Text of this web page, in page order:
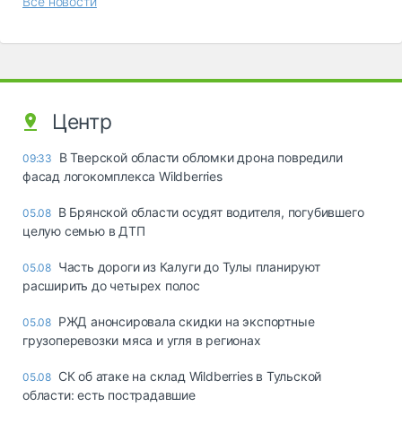
Центр
09:33
В Тверской области обломки дрона повредили
фасад логокомплекса Wildberries
05.08 В Брянской области осудят водителя, погубившего
целую семью в ДТП
05.08 Часть дороги из Калуги до Тулы планируют
расширить до четырех полос
05.08 РЖД анонсировала скидки на экспортные
грузоперевозки мяса и угля в регионах
05.08 СК об атаке на склад Wildberries в Тульской
области: есть пострадавшие